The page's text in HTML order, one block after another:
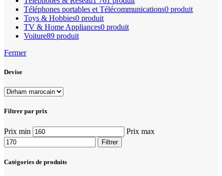
Téléphones portables et Télécommunications0 produit
Toys & Hobbies0 produit
TV & Home Appliances0 produit
Voiture89 produit
Fermer
Devise
Filtrer par prix
Prix min Prix max
Filtrer
Catégories de produits